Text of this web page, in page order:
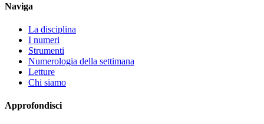
Naviga
La disciplina
I numeri
Strumenti
Numerologia della settimana
Letture
Chi siamo
Approfondisci